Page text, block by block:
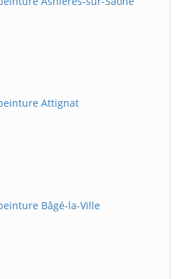
Attignat
Bâgé-la-Ville